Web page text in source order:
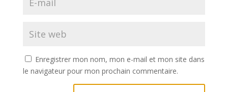
Enregistrer mon nom, mon e-mail et mon site dans
le navigateur pour mon prochain commentaire.